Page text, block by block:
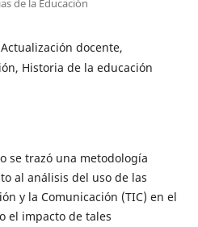
de la Educación
docente,
Historia de la educación
se trazó una metodología
al análisis del uso de las
y la Comunicación (TIC) en el
el impacto de tales